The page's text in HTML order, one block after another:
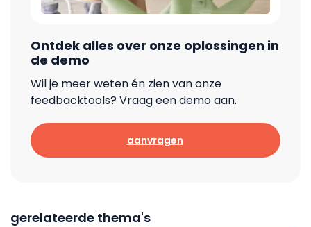
Ontdek alles over onze oplossingen in
de demo
Wil je meer weten én zien van onze
feedbacktools? Vraag een demo aan.
aanvragen
gerelateerde thema's